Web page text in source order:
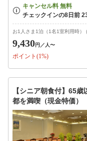
お1人さま1泊（1名1室利用時）
9,430円 ／人〜
ポイント(1%)
【シニア朝食付】65
都を満喫（現金特価）